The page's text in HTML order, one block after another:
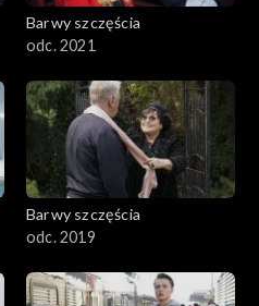
Barwy szczęścia
odc. 2021
Barwy szczęścia
odc. 2019